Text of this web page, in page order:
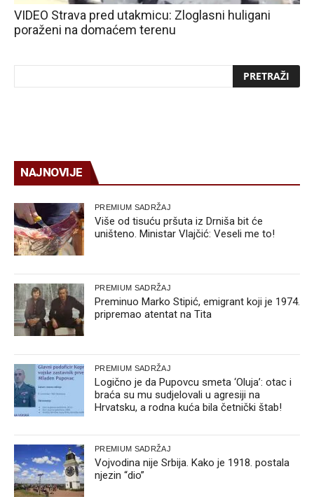
VIDEO Strava pred utakmicu: Zloglasni huligani
poraženi na domaćem terenu
NAJNOVIJE
PREMIUM SADRŽAJ
Više od tisuću pršuta iz Drniša bit će
uništeno. Ministar Vlajčić: Veseli me to!
PREMIUM SADRŽAJ
Preminuo Marko Stipić, emigrant koji je 1974.
pripremao atentat na Tita
PREMIUM SADRŽAJ
Logično je da Pupovcu smeta ‘Oluja’: otac i
braća su mu sudjelovali u agresiji na
Hrvatsku, a rodna kuća bila četnički štab!
PREMIUM SADRŽAJ
Vojvodina nije Srbija. Kako je 1918. postala
njezin “dio”